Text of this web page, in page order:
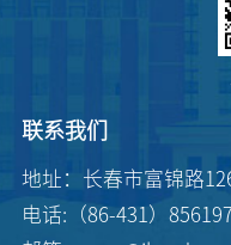
联系我们
地址：长春市富锦路
电话:（86-431）